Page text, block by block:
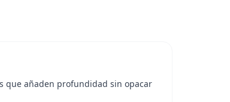
que añaden profundidad sin opacar